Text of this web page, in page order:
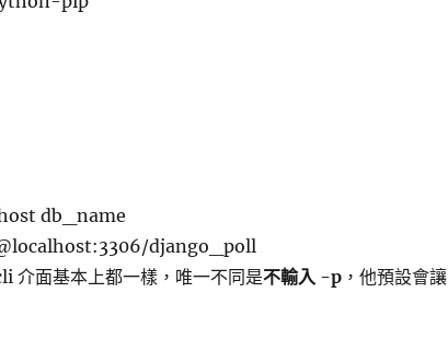
db_name
django_poll
介面基本上都一樣，唯一不同是不輸入 -p，他預設會讓